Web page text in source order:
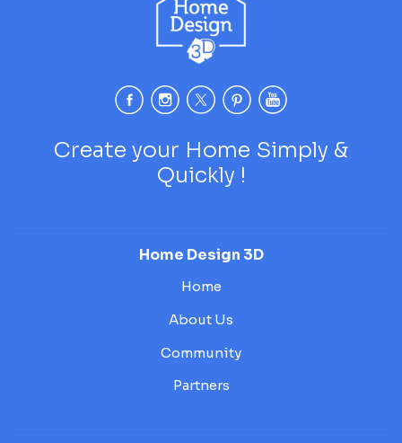
Create your Home Simply &
Quickly !
Home Design 3D
Home
About Us
Community
Partners